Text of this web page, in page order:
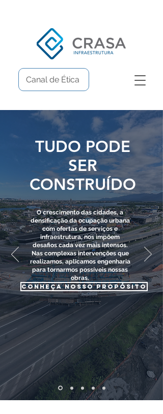
Canal de Ética
TUDO PODE
SER
CONSTRUÍDO
O crescimento das cidades, a
densificação da ocupação urbana
com ofertas de serviços e
infraestrutura, nos impõem
desafios cada vez mais intensos.
Nas complexas intervenções que
realizamos, aplicamos engenharia
para tornarmos possíveis nossas
obras.
conheça nosso propósito